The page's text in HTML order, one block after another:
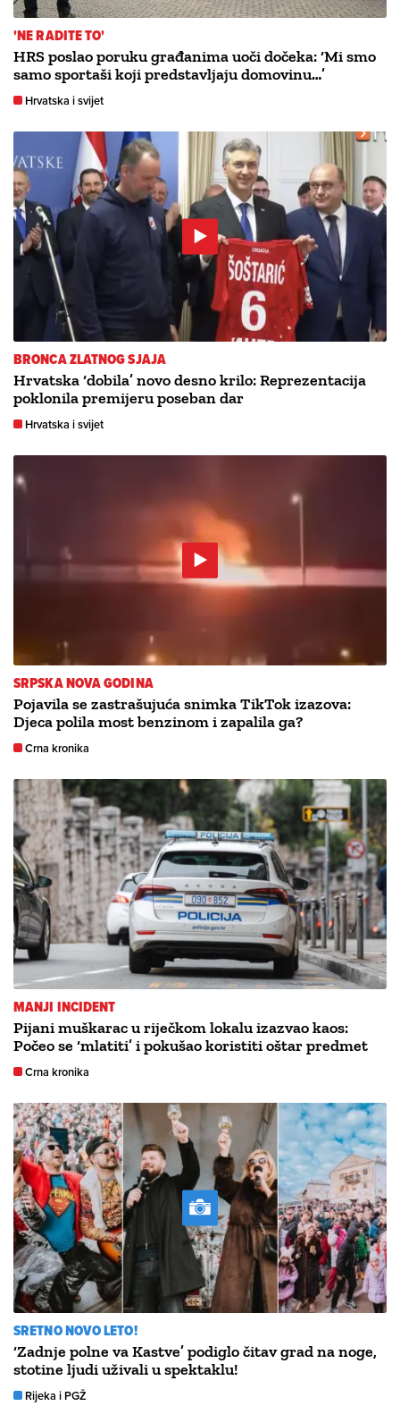
'NE RADITE TO'
HRS poslao poruku građanima uoči dočeka: ‘Mi smo
samo sportaši koji predstavljaju domovinu…’
Hrvatska i svijet
BRONCA ZLATNOG SJAJA
Hrvatska ‘dobila’ novo desno krilo: Reprezentacija
poklonila premijeru poseban dar
Hrvatska i svijet
SRPSKA NOVA GODINA
Pojavila se zastrašujuća snimka TikTok izazova:
Djeca polila most benzinom i zapalila ga?
Crna kronika
MANJI INCIDENT
Pijani muškarac u riječkom lokalu izazvao kaos:
Počeo se ‘mlatiti’ i pokušao koristiti oštar predmet
Crna kronika
SRETNO NOVO LETO!
‘Zadnje polne va Kastve’ podiglo čitav grad na noge,
stotine ljudi uživali u spektaklu!
Rijeka i PGŽ